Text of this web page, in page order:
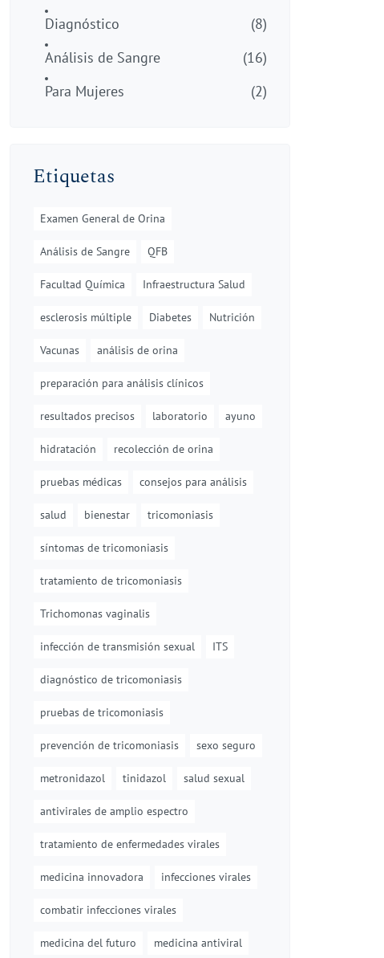
Diagnóstico
(8)
Análisis de Sangre
(16)
Para Mujeres
(2)
Etiquetas
Examen General de Orina
Análisis de Sangre QFB
Facultad Química Infraestructura Salud
esclerosis múltiple Diabetes Nutrición
Vacunas análisis de orina
preparación para análisis clínicos
resultados precisos laboratorio ayuno
hidratación recolección de orina
pruebas médicas consejos para análisis
salud bienestar tricomoniasis
síntomas de tricomoniasis
tratamiento de tricomoniasis
Trichomonas vaginalis
infección de transmisión sexual ITS
diagnóstico de tricomoniasis
pruebas de tricomoniasis
prevención de tricomoniasis sexo seguro
metronidazol tinidazol salud sexual
antivirales de amplio espectro
tratamiento de enfermedades virales
medicina innovadora infecciones virales
combatir infecciones virales
medicina del futuro medicina antiviral